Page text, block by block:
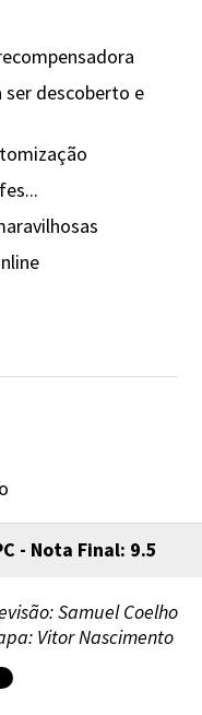
descoberto e
- Nota Final: 9.5
Samuel Coelho
Vitor Nascimento